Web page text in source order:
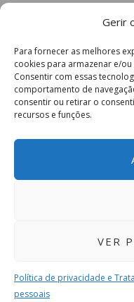
Gerir
Para fornecer as melhores
cookies para armazenar e/
Consentir com essas
comportamento de
consentir ou retirar o
recursos e funções.
VER
Política de privacidade e
pessoais